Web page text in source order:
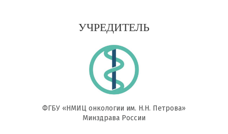
УЧРЕДИТЕЛЬ
ФГБУ «НМИЦ онкологии им. Н.Н. Петрова»
Минздрава России